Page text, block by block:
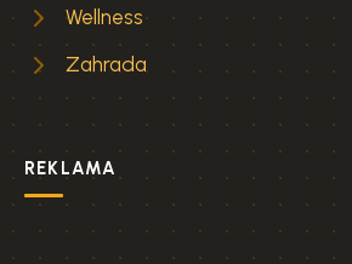
Wellness
Zahrada
REKLAMA